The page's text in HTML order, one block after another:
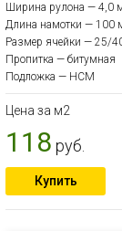
Ширина рулона — 4,0
Длина намотки — 100
Размер ячейки — 25/
Пропитка — битумная
Подложка — НСМ
Цена за м2
118 руб.
Купить